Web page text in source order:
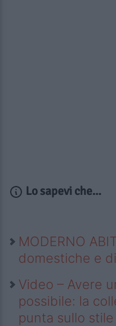
Lo sapevi che...
MODERNO
domestiche e
Video – Avere
possibile: la
punta sullo